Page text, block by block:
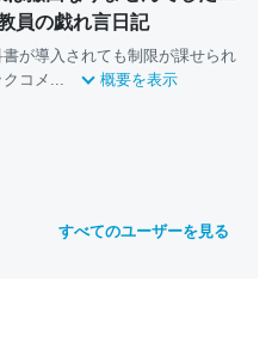
員の戯れ言日記
が導入されても制限が課せられ
クコメ...
概要を表示
すべてのユーザーを見る